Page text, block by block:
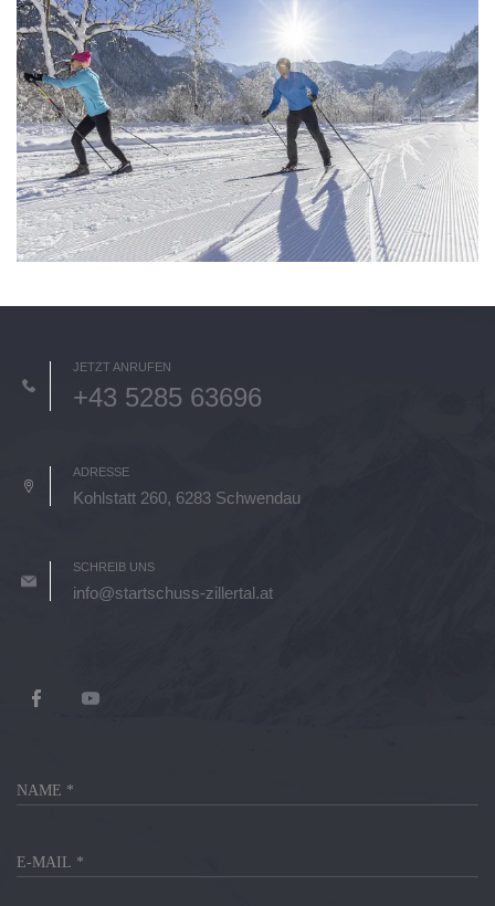
JETZT ANRUFEN
+43 5285 63696
ADRESSE
Kohlstatt 260, 6283 Schwendau
SCHREIB UNS
info@startschuss-zillertal.at